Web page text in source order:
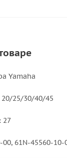
Yamaha
25/30/40/45
27
00, 61N-45560-10-